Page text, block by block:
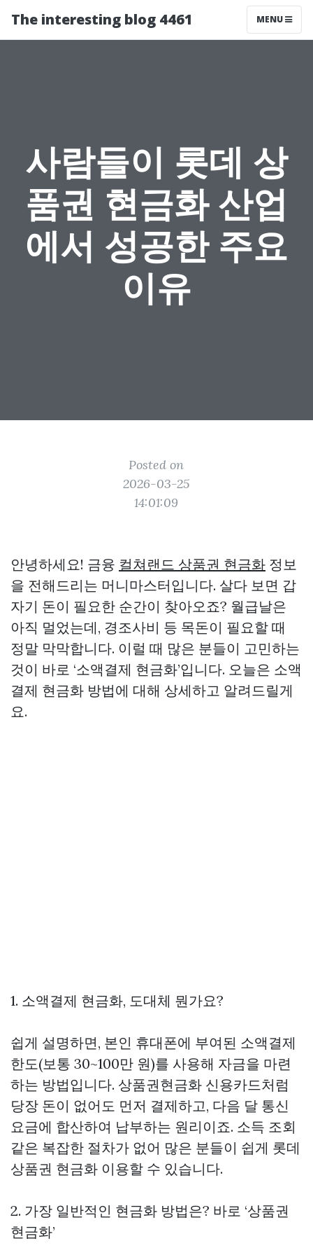
The interesting blog 4461 MENU
사람들이 롯데 상
품권 현금화 산업
에서 성공한 주요
이유
Posted on
2026-03-25
14:01:09
안녕하세요! 금융 컬쳐랜드 상품권 현금화 정보
을 전해드리는 머니마스터입니다. 살다 보면 갑
자기 돈이 필요한 순간이 찾아오죠? 월급날은
아직 멀었는데, 경조사비 등 목돈이 필요할 때
정말 막막합니다. 이럴 때 많은 분들이 고민하는
것이 바로 ‘소액결제 현금화’입니다. 오늘은 소액
결제 현금화 방법에 대해 상세하고 알려드릴게
요.
1. 소액결제 현금화, 도대체 뭔가요?
쉽게 설명하면, 본인 휴대폰에 부여된 소액결제
한도(보통 30~100만 원)를 사용해 자금을 마련
하는 방법입니다. 상품권현금화 신용카드처럼
당장 돈이 없어도 먼저 결제하고, 다음 달 통신
요금에 합산하여 납부하는 원리이죠. 소득 조회
같은 복잡한 절차가 없어 많은 분들이 쉽게 롯데
상품권 현금화 이용할 수 있습니다.
2. 가장 일반적인 현금화 방법은? 바로 ‘상품권
현금화’